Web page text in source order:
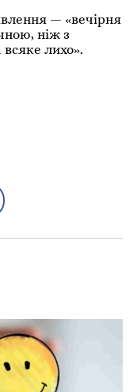
— «вечірня
ніж з
лихо».